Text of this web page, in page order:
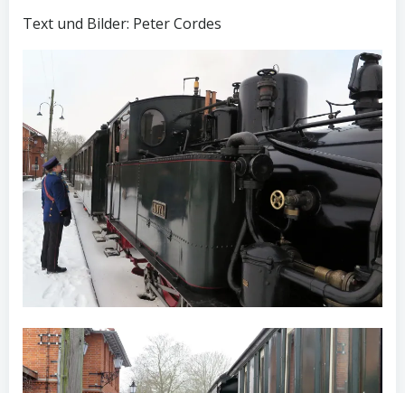
Text und Bilder: Peter Cordes